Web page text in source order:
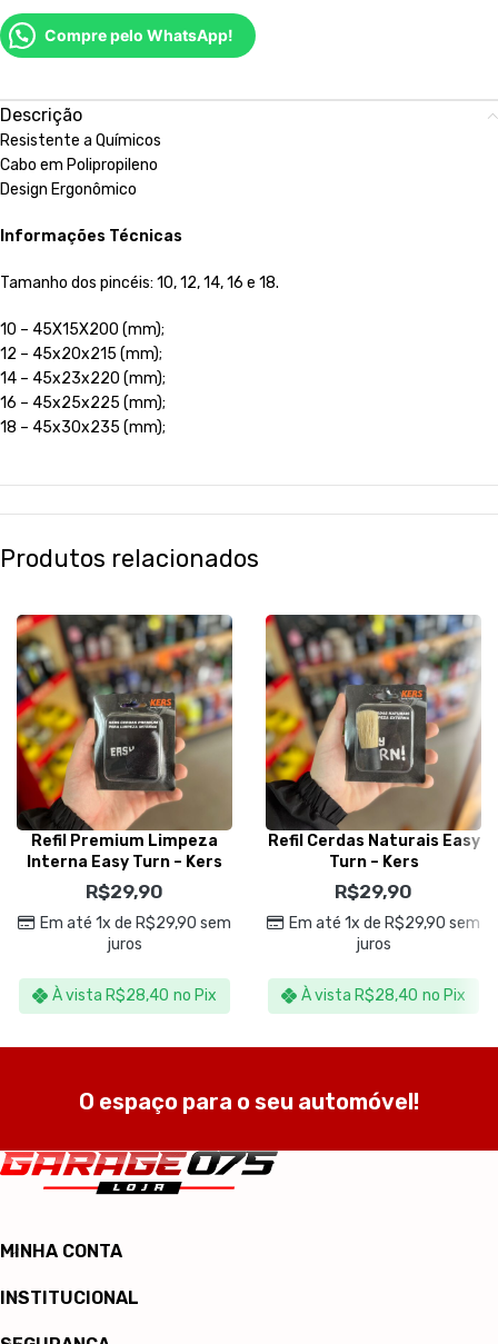
Compre pelo WhatsApp!
Descrição
Resistente a Químicos
Cabo em Polipropileno
Design Ergonômico
Informações Técnicas
Tamanho dos pincéis: 10, 12, 14, 16 e 18.
10 – 45X15X200 (mm);
12 – 45x20x215 (mm);
14 – 45x23x220 (mm);
16 – 45x25x225 (mm);
18 – 45x30x235 (mm);
Produtos relacionados
Refil Premium Limpeza
Interna Easy Turn – Kers
R$29,90
Em até 1x de R$29,90 sem
juros
À vista R$28,40 no Pix
Refil Cerdas Naturais Easy
Turn – Kers
R$29,90
Em até 1x de R$29,90 sem
juros
À vista R$28,40 no Pix
O espaço para o seu automóvel!
MINHA CONTA
INSTITUCIONAL